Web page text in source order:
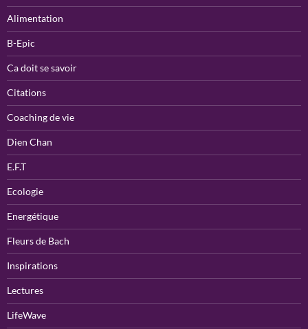
Alimentation
B-Epic
Ca doit se savoir
Citations
Coaching de vie
Dien Chan
E.F.T
Ecologie
Energétique
Fleurs de Bach
Inspirations
Lectures
LifeWave